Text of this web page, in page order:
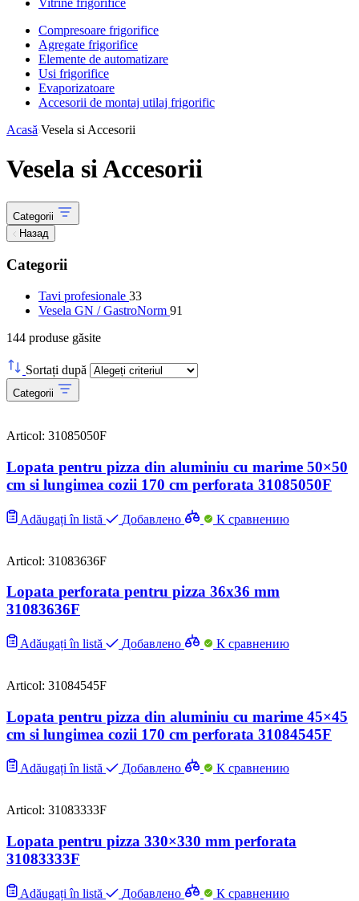
Compresoare frigorifice
Agregate frigorifice
Elemente de automatizare
Usi frigorifice
Evaporizatoare
Accesorii de montaj utilaj frigorific
Acasă Vesela si Accesorii
Vesela si Accesorii
Categorii
Назад
Categorii
Tavi profesionale 33
Vesela GN / GastroNorm 91
144 produse găsite
Sortați după
Categorii
Articol: 31085050F
Lopata pentru pizza din aluminiu cu marime 50×50
cm si lungimea cozii 170 cm perforata 31085050F
Adăugați în listă Добавлено К сравнению
Articol: 31083636F
Lopata perforata pentru pizza 36х36 mm
31083636F
Adăugați în listă Добавлено К сравнению
Articol: 31084545F
Lopata pentru pizza din aluminiu cu marime 45×45
cm si lungimea cozii 170 cm perforata 31084545F
Adăugați în listă Добавлено К сравнению
Articol: 31083333F
Lopata pentru pizza 330×330 mm perforata
31083333F
Adăugați în listă Добавлено К сравнению